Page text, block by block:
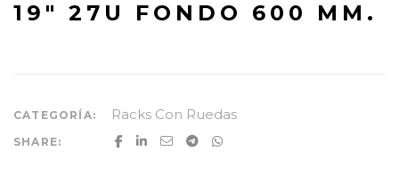
19″ 27U FONDO 600 MM.
CATEGORÍA: Racks Con Ruedas
SHARE: